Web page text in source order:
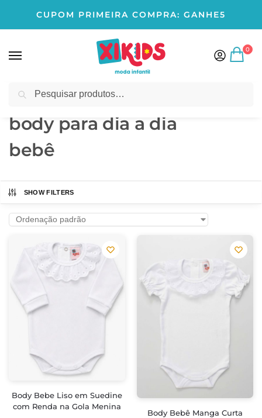
CUPOM PRIMEIRA COMPRA: GANHE5
0
Início Produtos marcados com a tag “body para dia a dia bebê”
body para dia a dia
bebê
SHOW FILTERS
Body Bebe Liso em Suedine
com Renda na Gola Menina
Body Bebê Manga Curta